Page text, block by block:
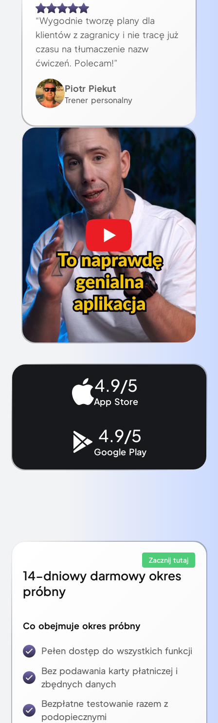
“Wygodnie tworzę plany dla
klientów z zagranicy i nie tracę już
czasu na tłumaczenie nazw
ćwiczeń. Polecam!”
Piotr Piekut
Trener personalny
4.9/5
App Store
4.9/5
Google Play
14-dniowy darmowy okres
próbny
Zacznij tutaj
Co obejmuje okres próbny
Pełen dostęp do wszystkich funkcji
Bez podawania karty płatniczej i
zbędnych danych
Bezpłatne testowanie razem z
podopiecznymi